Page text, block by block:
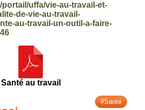
uffa/vie-au-travail-et-
de-vie-au-travail-
au-travail-un-outil-a-faire-
Santé au travail
#Santé